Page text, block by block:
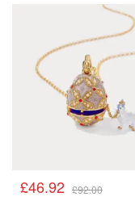
£46.92 £92.00